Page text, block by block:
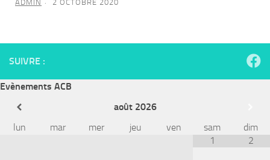
ADMIN 2 OCTOBRE 2020
SUIVRE :
Evènements ACB
août 2026
lun
mar mer jeu ven sam
dim
1
2